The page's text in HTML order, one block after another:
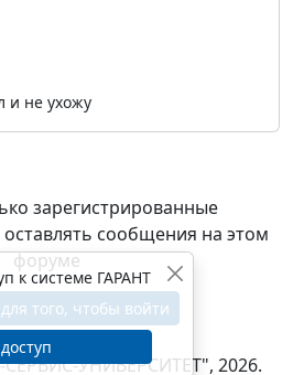
и не ухожу
зарегистрированные
сообщения на этом
форуме
того, чтобы войти
УНИВЕРСИТЕТ", 2026.
к системе ГАРАНТ